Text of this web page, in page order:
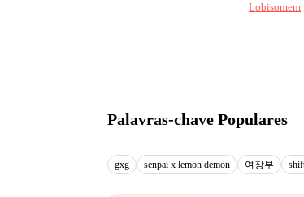
ser livre.
matar
Lobisomem
Palavras-chave Populares
gxg senpai x lemon demon 여장부